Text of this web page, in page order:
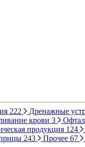
222 Дренажные
крови 3
продукция 124
243 Прочее 67